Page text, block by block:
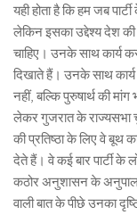
यही होता है कि हम जब
लेकिन इसका उद्देश्य देश की
चाहिए। उनके साथ कार्य
दिखाते हैं। उनके साथ
नहीं, बल्कि पुरुषार्थ की
लेकर गुजरात के राज्यसभा
की प्रतिष्ठा के लिए वे बूथ
देते हैं। वे कई बार पार्टी के
कठोर अनुशासन के
वाली बात के पीछे उनका